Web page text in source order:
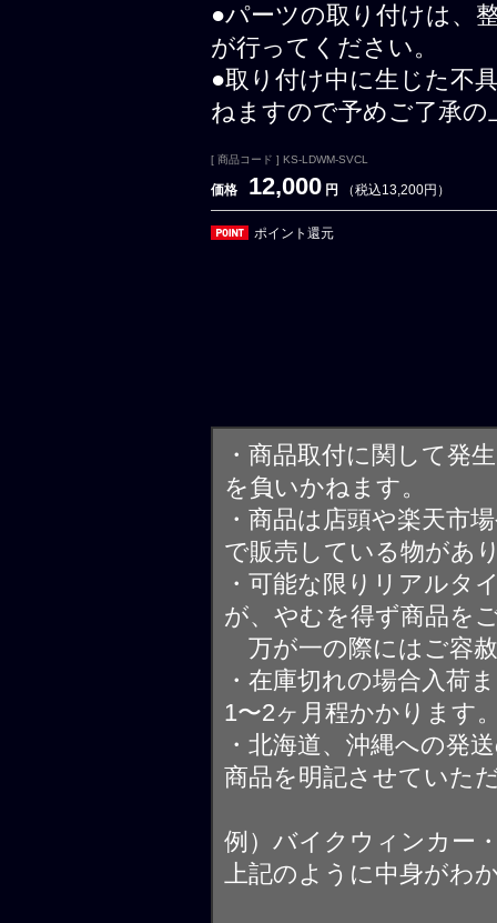
●パーツの取り付けは、
が行ってください。
●取り付け中に生じた不
ねますので予めご了承
[ 商品コード ] KS-LDWM-SVCL
価格 12,000 円 （税込13,200円）
ポイント還元
・商品取付に関して発
を負いかねます。
・商品は店頭や楽天市
で販売している物があ
・可能な限りリアルタ
が、やむを得ず商品を
万が一の際にはご容
・在庫切れの場合入荷
1〜2ヶ月程かかります
・北海道、沖縄への発
商品を明記させていた
例）バイクウィンカー
上記のように中身がわ